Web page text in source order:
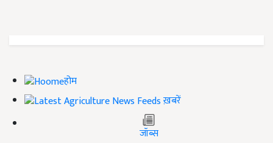
होम
ख़बरें
जॉब्स